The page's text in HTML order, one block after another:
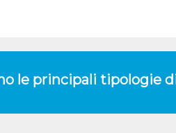
le principali tipologie